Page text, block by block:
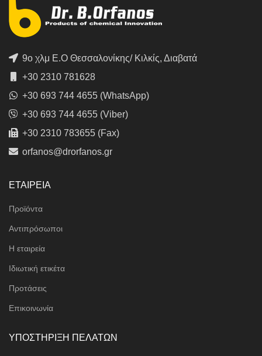
9ο χλμ Ε.Ο Θεσσαλονίκης/ Κιλκίς, Διαβατά
+30 2310 781628
+30 693 744 4655 (WhatsApp)
+30 693 744 4655 (Viber)
+30 2310 783655 (Fax)
orfanos@drorfanos.gr
ΕΤΑΙΡΕΙΑ
Προϊόντα
Αντιπρόσωποι
Η εταιρεία
Ιδιωτική ετικέτα
Προτάσεις
Επικοινωνία
ΥΠΟΣΤΗΡΙΞΗ ΠΕΛΑΤΩΝ